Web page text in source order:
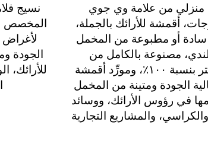
منزلي من علامة وي جوي
أقمشة للأرائك بالجملة،
أو مطبوعة من المخمل
مصنوعة بالكامل من
البوليستر بنسبة ١٠٠٪، ومورِّد أقمشة
الجودة ومتينة من المخمل
في رؤوس الأرائك، ووسائد
والكراسي، والمشاريع التجارية
نسيج
المخصص
لأغراض
للأرائك،